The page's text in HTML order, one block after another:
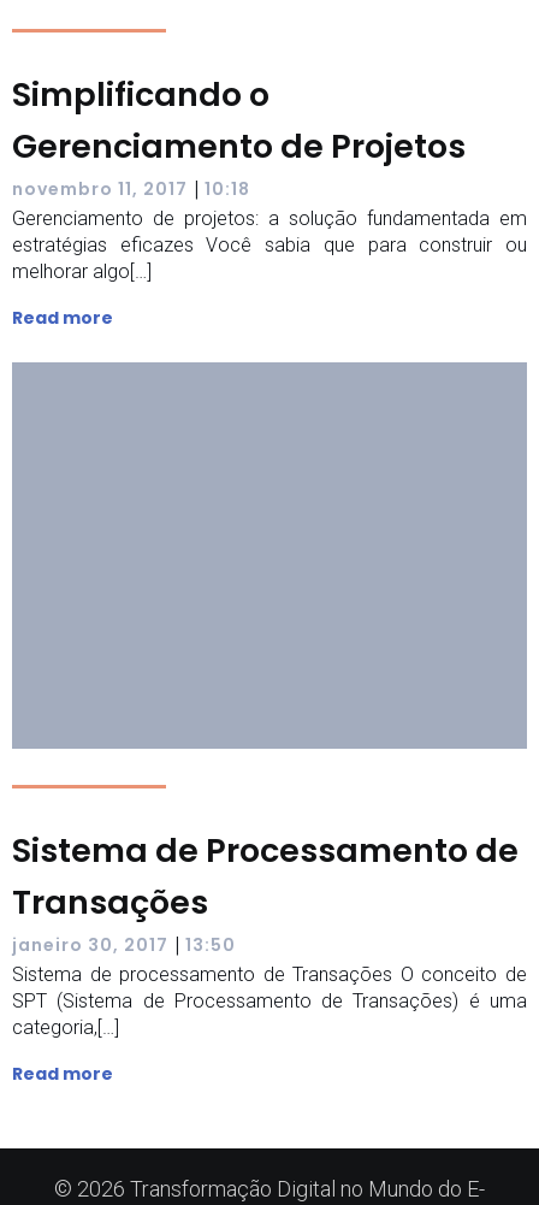
Simplificando o
Gerenciamento de Projetos
novembro 11, 2017 | 10:18
Gerenciamento de projetos: a solução fundamentada em
estratégias eficazes Você sabia que para construir ou
melhorar algo[…]
Read more
Sistema de Processamento de
Transações
janeiro 30, 2017 | 13:50
Sistema de processamento de Transações O conceito de
SPT (Sistema de Processamento de Transações) é uma
categoria,[…]
Read more
© 2026 Transformação Digital no Mundo do E-